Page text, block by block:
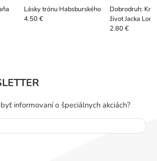
Lásky trónu Habsburského
4.50 €
Dobrodruh:
život Jacka
2.80 €
informovaní o špeciálnych akciách?